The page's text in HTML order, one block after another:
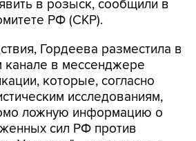
Гордеева разместила в
которые, согласно
исследованиям,
ложную информацию о
сил РФ против
Украины", - говорится в
в MAX в пятницу.